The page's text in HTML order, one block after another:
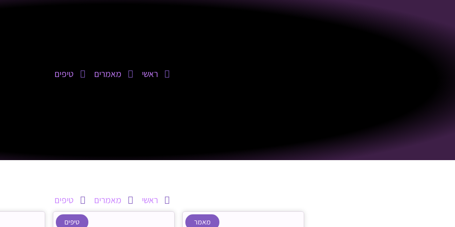
ראשי מאמרים טיפים
ראשי מאמרים טיפים
מאמר טיפים